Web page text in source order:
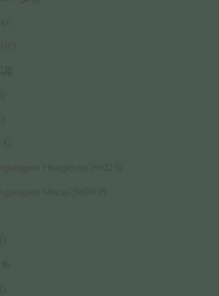
Hongkong (HKD $)
Macau (MOP P)